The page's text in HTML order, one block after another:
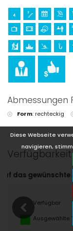
Diese Webseite
navigieren,
Abmessungen
Form:rechteckig
Verfügbarkeit
klicken!
Verfügbar
Ausgewählte